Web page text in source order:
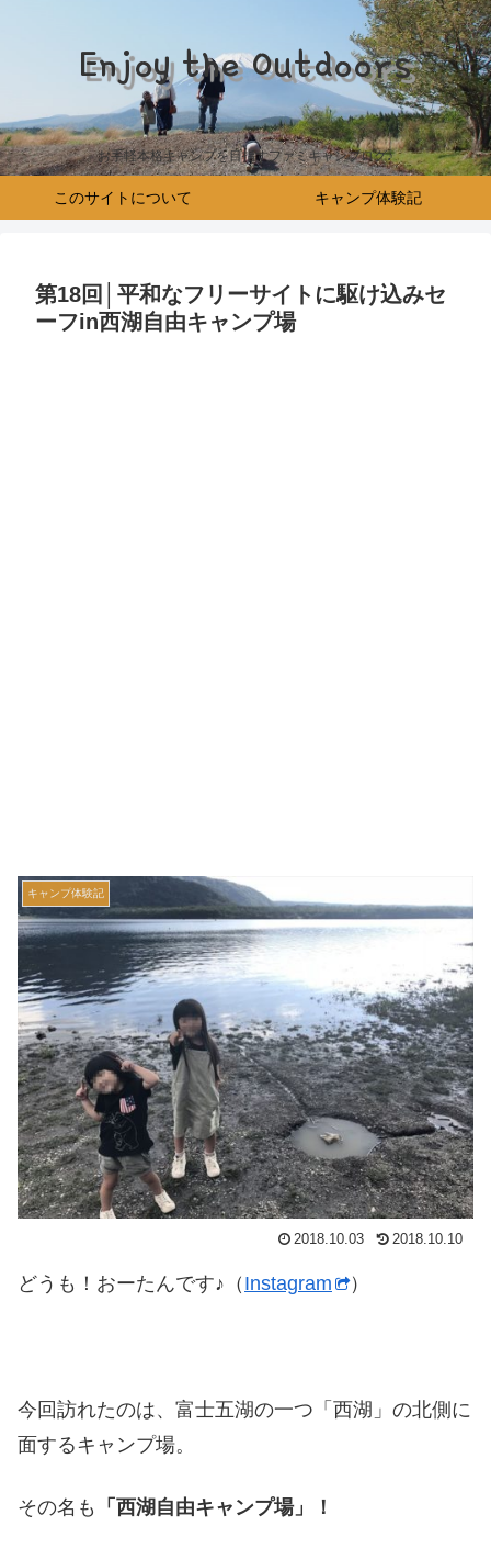
Enjoy the Outdoors
お手軽本格キャンプを目指すファミキャンブログ♪
このサイトについて キャンプ体験記
第18回│平和なフリーサイトに駆け込みセ
ーフin西湖自由キャンプ場
キャンプ体験記
2018.10.03 2018.10.10
どうも！おーたんです♪（ Instagram ）
今回訪れたのは、富士五湖の一つ「西湖」の北側に
面するキャンプ場。
その名も 「西湖自由キャンプ場」！